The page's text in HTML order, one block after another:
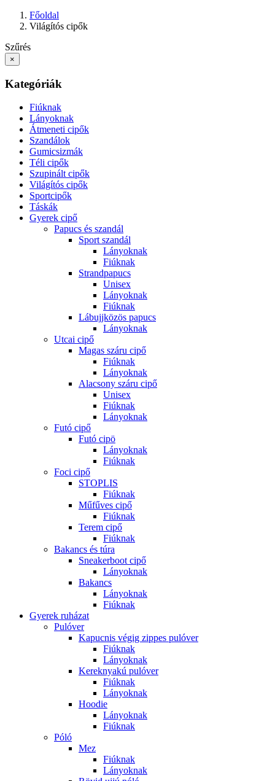
Főoldal
Világítós cipők
Szűrés
×
Kategóriák
Fiúknak
Lányoknak
Átmeneti cipők
Szandálok
Gumicsizmák
Téli cipők
Szupinált cipők
Világítós cipők
Sportcipők
Táskák
Gyerek cipő
Papucs és szandál
Sport szandál
Lányoknak
Fiúknak
Strandpapucs
Unisex
Lányoknak
Fiúknak
Lábujjközös papucs
Lányoknak
Utcai cipő
Magas száru cipő
Fiúknak
Lányoknak
Alacsony száru cipő
Unisex
Fiúknak
Lányoknak
Futó cipő
Futó cipö
Lányoknak
Fiúknak
Foci cipő
STOPLIS
Fiúknak
Műfűves cipő
Fiúknak
Terem cipő
Fiúknak
Bakancs és túra
Sneakerboot cipő
Lányoknak
Bakancs
Lányoknak
Fiúknak
Gyerek ruházat
Pulóver
Kapucnis végig zippes pulóver
Fiúknak
Lányoknak
Kereknyakú pulóver
Fiúknak
Lányoknak
Hoodie
Lányoknak
Fiúknak
Póló
Mez
Fiúknak
Lányoknak